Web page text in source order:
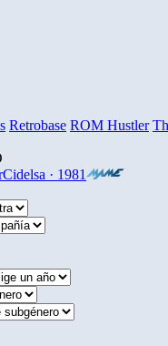
Retrobase ROM Hustler
Cidelsa · 1981